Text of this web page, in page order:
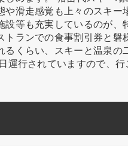
滑走感覚も上々のスキ
等も充実しているのが
ランでの食事割引券と
くらい、スキーと温泉
行されていますので、